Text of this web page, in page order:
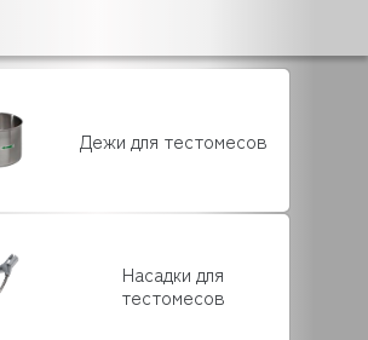
Дежи для тестомесов
Насадки для
тестомесов